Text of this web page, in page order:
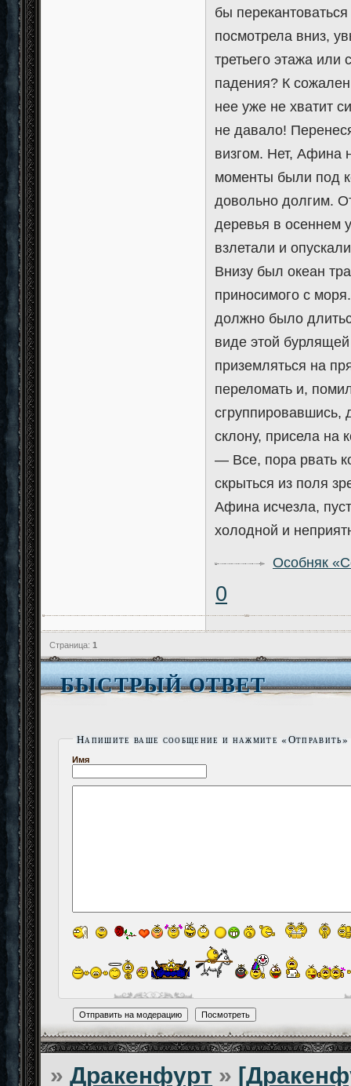
бы
посмотрела вниз,
третьего этажа или
падения? К
нее уже не хватит
не давало!
визгом. Нет, Афина
моменты были под
довольно долгим.
деревья в осеннем
взлетали и
Внизу был океан
приносимого с
должно было
виде этой
приземляться на
переломать и,
сгруппировавшись,
склону, присела на
— Все, пора рвать
скрыться из поля
Афина исчезла,
холодной и
Особняк
0
Страница: 1
БЫСТРЫЙ ОТВЕТ
Напишите ваше сообщение и нажмите «Отправить»
Имя
»Дракенфурт »